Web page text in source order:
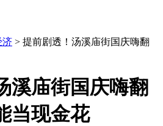
济 > 提前剧透！汤溪庙街国庆嗨翻
溪庙街国庆嗨翻
当现金花